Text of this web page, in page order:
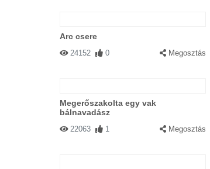
Arc csere
24152 0 Megosztás
Megerőszakolta egy vak
bálnavadász
22063 1 Megosztás